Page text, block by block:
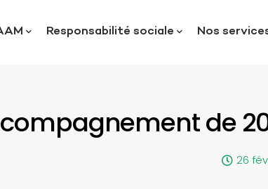
Responsabilité sociale Nos
de
26